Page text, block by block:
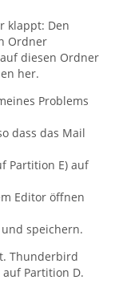
klappt: Den
Ordner
diesen Ordner
her.
Problems
dass das Mail
Partition E) auf
Editor öffnen
speichern.
Thunderbird
Partition D.